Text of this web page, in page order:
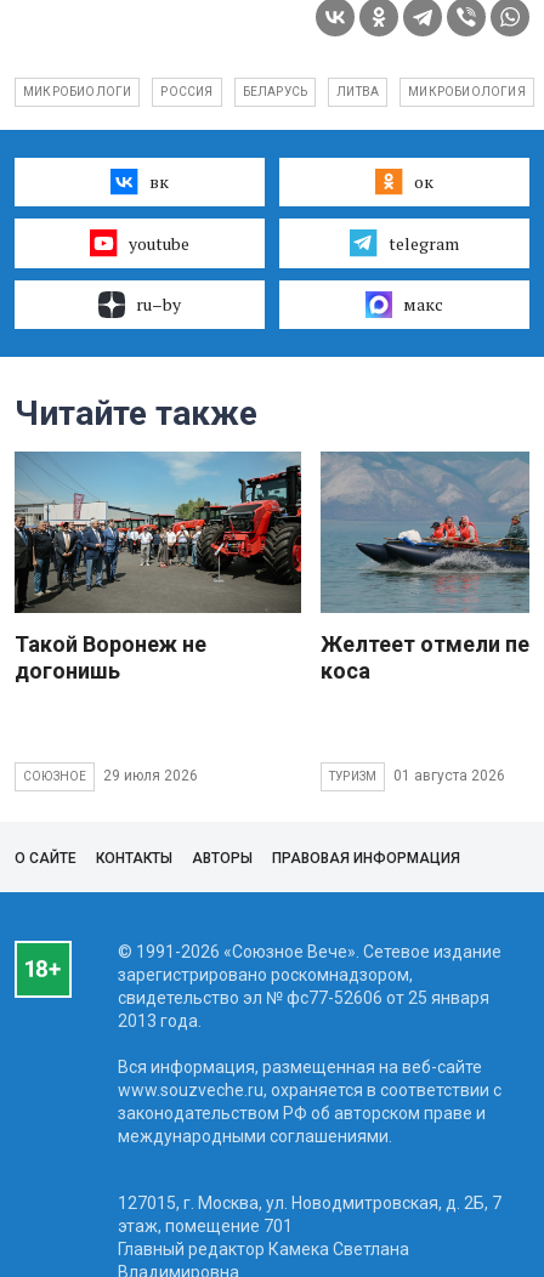
МИКРОБИОЛОГИ РОССИЯ БЕЛАРУСЬ ЛИТВА МИКРОБИОЛОГИЯ
вк ок
youtube telegram
ru–by макс
Читайте также
Такой Воронеж не
догонишь
СОЮЗНОЕ 29 июля 2026
Желтеет отмели
коса
ТУРИЗМ 01 августа 2026
О САЙТЕ КОНТАКТЫ АВТОРЫ ПРАВОВАЯ ИНФОРМАЦИЯ
© 1991-2026 «Союзное Вече». Сетевое издание
зарегистрировано роскомнадзором,
свидетельство эл № фc77-52606 от 25 января
2013 года.
Вся информация, размещенная на веб-сайте
www.souzveche.ru, охраняется в соответствии с
законодательством РФ об авторском праве и
международными соглашениями.
127015, г. Москва, ул. Новодмитровская, д. 2Б, 7
этаж, помещение 701
Главный редактор Камека Светлана
Владимировна